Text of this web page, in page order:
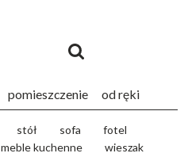
Fundusz
pomieszczenie od ręki
stół sofa
fotel
meble kuchenne
wieszak